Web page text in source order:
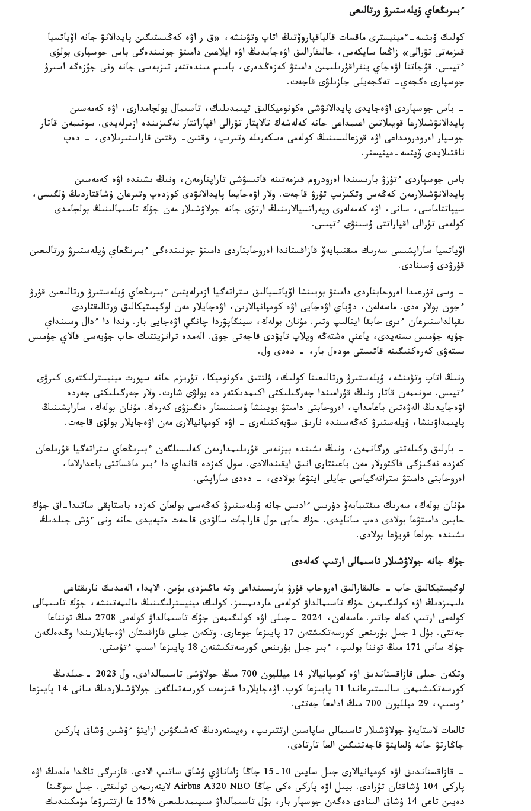
ءبىرىڭعاي ۇيلەستىرۋ ورتالىعى
كولىك ۆيتسە-ءمينيسترى ماقسات قالياقپاروۆتىڭ اتاپ وتۋىنشە، «ق ر اۋە كەڭىستىگىن پايدالانۋ جانە اۆياتسيا
قىزمەتى تۋرالى» زاڭعا سايكەس، حالىقارالىق اۋەجايدىڭ اۋە ايلاعىن دامىتۋ جونىندەگى باس جوسپارى بولۋى
ءتيىس. قۇجاتتا اۋەجاي ينفراقۇرىلىمىن دامىتۋ كەزەڭدەرى، باسىم مىندەتتەر تىزبەسى جانە ونى جۇزەگە اسىرۋ
جوسپارى ەگجەي- تەگجەيلى جازىلۋى قاجەت.
- باس جوسپاردى اۋەجايدى پايدالانۋشى ەكونوميكالىق تيىمدىلىك، تاسىمال بولجامدارى، اۋە كەمەسىن
پايدالانۋشىلارعا قويىلاتىن اعىمداعى جانە كەلەشەك تالاپتار تۋرالى اقپاراتتار نەگىزىندە ازىرلەيدى. سونىمەن قاتار
جوسپار اەرودرومداعى اۋە قوزعالىسىنىڭ كولەمى ەسكەرىلە وتىرىپ، وقتىن- وقتىن قاراستىرىلادى، - دەپ
ناقتىلايدى ۆيتسە-مينيستر.
باس جوسپاردى ءتۇزۋ بارىسىندا اەرودروم قىزمەتىنە قاتىسۋشى تاراپتارمەن، ونىڭ ىشىندە اۋە كەمەسىن
پايدالانۋشىلارمەن كەڭەس وتكىزىپ تۇرۋ قاجەت. ولار اۋەجايعا پايدالانۋدى كوزدەپ وتىرعان ۇشاقتاردىڭ ۇلگىسى،
سيپاتتاماسى، سانى، اۋە كەمەلەرى وپەراتسيالارىنىڭ ارتۋى جانە جولاۋشىلار مەن جۇك تاسىمالىنىڭ بولجامدى
كولەمى تۋرالى اقپاراتتى ۇسىنۋى ءتيىس.
اۆياتسيا ساراپشىسى سەرىك مىقتىبايەۆ قازاقستاندا اەروحابتاردى دامىتۋ جونىندەگى ءبىرىڭعاي ۇيلەستىرۋ ورتالىعىن
قۇرۋدى ۇسىنادى.
- وسى تۇرعىدا اەروحابتاردى دامىتۋ بويىنشا اۆياتسيالىق ستراتەگيا ازىرلەيتىن ءبىرىڭعاي ۇيلەستىرۋ ورتالىعىن قۇرۋ
ءجون بولار ەدى. ماسەلەن، دۋباي اۋەجايى اۋە كومپانيالارىن، اۋەجايلار مەن لوگيستيكالىق ورتالىقتاردى
ىقپالداستىرعان ءىرى حابقا اينالىپ وتىر. مۇنان بولەك، سينگاپۋردا چانگي اۋەجايى بار. وندا دا ءدال وسىنداي
جۇيە جۇمىس ىستەيدى، ياعني ەشتەڭە ويلاپ تابۋدى قاجەتى جوق. الەمدە ترانزيتتىك حاب جۇيەسى قالاي جۇمىس
ىستەۋى كەرەكتىگىنە قاتىستى مودەل بار، - دەدى ول.
ونىڭ اتاپ وتۋىنشە، ۇيلەستىرۋ ورتالىعىنا كولىك، ۇلتتىق ەكونوميكا، تۋريزم جانە سپورت مينيسترلىكتەرى كىرۋى
ءتيىس. سونىمەن قاتار ونىڭ قۇرامىندا جەرگىلىكتى اكىمدىكتەر دە بولۋى شارت. ولار جەرگىلىكتى جەردە
اۋەجايدىڭ الەۋەتىن باعامداپ، اەروحابتى دامىتۋ بويىنشا ۇسىنىستار ەنگىزۋى كەرەك. مۇنان بولەك، ساراپشىنىڭ
پايىمداۋىنشا، ۇيلەستىرۋ كەڭەسىندە نارىق سۋبەكتىلەرى - اۋە كومپانيالارى مەن اۋەجايلار بولۋى قاجەت.
- بارلىق وكىلەتتى ورگانمەن، ونىڭ ىشىندە بيزنەس قۇرىلىمدارمەن كەلىسىلگەن ءبىرىڭعاي ستراتەگيا قۇرىلعان
كەزدە نەگىزگى فاكتورلار مەن باعىتتارى انىق ايقىندالادى. سول كەزدە قانداي دا ءبىر ماقساتتى باعدارلاما،
اەروحابتى دامىتۋ ستراتەگياسى جايلى ايتۋعا بولادى، - دەدى ساراپشى.
مۇنان بولەك، سەرىك مىقتىبايەۆ دۇرىس ءادىس جانە ۇيلەستىرۋ كەڭەسى بولعان كەزدە باستاپقى ساتىدا-اق جۇك
حابىن دامىتۋعا بولادى دەپ سانايدى. جۇك حابى مول قاراجات سالۋدى قاجەت ەتپەيدى جانە ونى ءۇش جىلدىڭ
ىشىندە جولعا قويۋعا بولادى.
جۇك جانە جولاۋشىلار تاسىمالى ارتىپ كەلەدى
لوگيستيكالىق حاب - حالىقارالىق اەروحاب قۇرۋ بارىسىنداعى وتە ماڭىزدى بۋىن. الايدا، الەمدىك نارىقتاعى
ەلىمىزدىڭ اۋە كولىگىمەن جۇك تاسىمالداۋ كولەمى ماردىمسىز. كولىك مينيسترلىگىنىڭ مالىمەتىنشە، جۇك تاسىمالى
كولەمى ارتىپ كەلە جاتىر. ماسەلەن، 2024 -جىلى اۋە كولىگىمەن جۇك تاسىمالداۋ كولەمى 2708 مىڭ تونناعا
جەتتى. بۇل 1 جىل بۇرىنعى كورسەتكىشتەن 17 پايىزعا جوعارى. وتكەن جىلى قازاقستان اۋەجايلارىندا وڭدەلگەن
جۇك سانى 171 مىڭ توننا بولىپ، ءبىر جىل بۇرىنعى كورسەتكىشتەن 18 پايىزعا اسىپ ءتۇستى.
وتكەن جىلى قازاقستاندىق اۋە كومپانيالار 14 ميلليون 700 مىڭ جولاۋشى تاسىمالدادى. ول 2023 -جىلدىڭ
كورسەتكىشىمەن سالىستىرعاندا 11 پايىزعا كوپ. اۋەجايلاردا قىزمەت كورسەتىلگەن جولاۋشىلاردىڭ سانى 14 پايىزعا
ءوسىپ، 29 ميلليون 700 مىڭ ادامعا جەتتى.
تالعات لاستايەۆ جولاۋشىلار تاسىمالى ساپاسىن ارتتىرىپ، رەيستەردىڭ كەشىگۋىن ازايتۋ ءۇشىن ۇشاق پاركىن
جاڭارتۋ جانە ۇلعايتۋ قاجەتتىگىن العا تارتادى.
- قازاقستاندىق اۋە كومپانيالارى جىل سايىن 10-15 جاڭا زاماناۋي ۇشاق ساتىپ الادى. قازىرگى تاڭدا ەلدىڭ اۋە
پاركى 104 ۇشاقتان تۇرادى. بيىل اۋە پاركى ەكى جاڭا Airbus A320 NEO لاينەرىمەن تولىقتى. جىل سوڭىنا
دەيىن تاعى 14 ۇشاق الىنادى دەگەن جوسپار بار، بۇل تاسىمالداۋ سىيىمدىلىعىن %15 عا ارتتىرۋعا مۇمكىندىك